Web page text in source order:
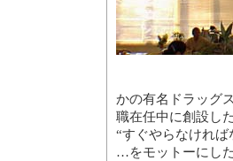
かの有名ドラッグ
職在任中に創設した
“すぐやらなけれ
…をモットーにし